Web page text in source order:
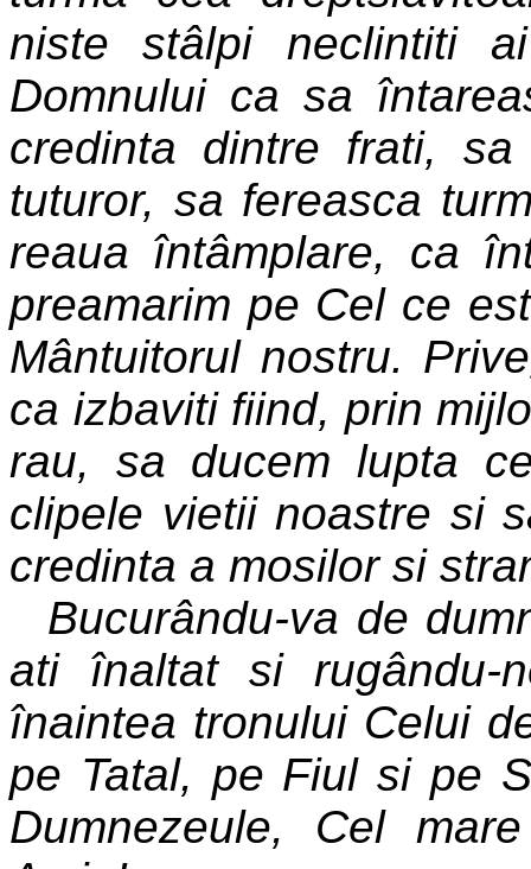
niste stâlpi neclintiti
Domnului ca sa
credinta dintre frati,
tuturor, sa fereasca
reaua întâmplare, ca
preamarim pe Cel ce
Mântuitorul nostru.
ca izbaviti fiind, prin
rau, sa ducem lupta
clipele vietii noastre si
credinta a mosilor si
Bucurându-va de
ati înaltat si rugându-
înaintea tronului Celui
pe Tatal, pe Fiul si pe
Dumnezeule, Cel